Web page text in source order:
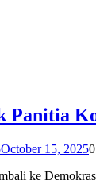
Panitia
October 15, 20250
ke